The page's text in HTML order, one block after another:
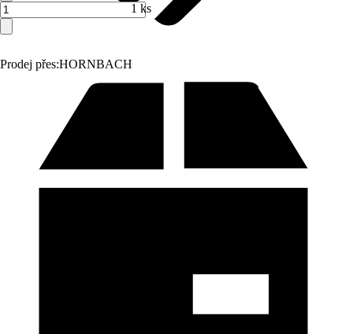
Prodej přes:HORNBACH
1 ks